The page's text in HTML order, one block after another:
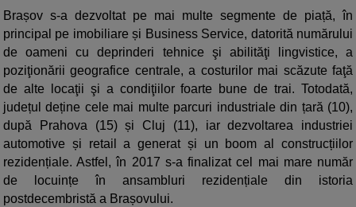
Brașov s-a dezvoltat pe mai multe segmente de piață, în
principal pe imobiliare și Business Service, datorită numărului
de oameni cu deprinderi tehnice şi abilităţi lingvistice, a
poziţionării geografice centrale, a costurilor mai scăzute faţă
de alte locaţii şi a condiţiilor foarte bune de trai. Totodată,
județul deține cele mai multe parcuri industriale din țară (10),
după Prahova (15) și Cluj (11), iar dezvoltarea industriei
automotive și retail a generat și un boom al construcțiilor
rezidențiale. Astfel, în 2017 s-a finalizat cel mai mare număr
de locuințe în ansambluri rezidențiale din istoria
postdecembristă a Brașovului.